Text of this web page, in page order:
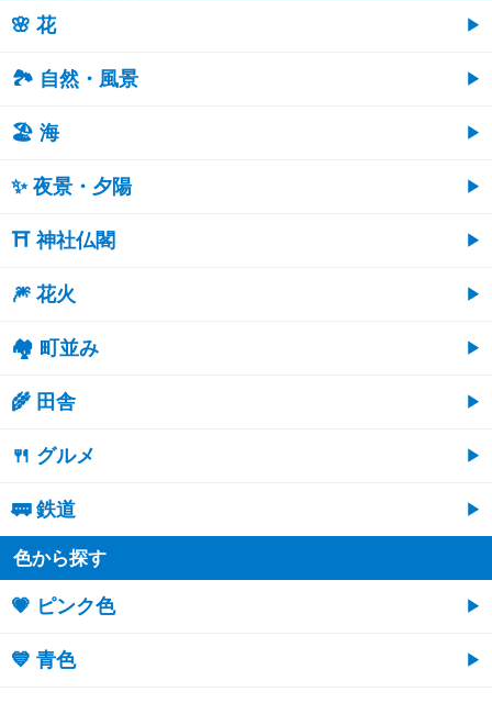
🌸 花
🏞️ 自然・風景
🏖 海
✨ 夜景・夕陽
⛩ 神社仏閣
🎆 花火
🏘 町並み
🌾 田舎
🍴 グルメ
🚃 鉄道
色から探す
💗 ピンク色
💙 青色